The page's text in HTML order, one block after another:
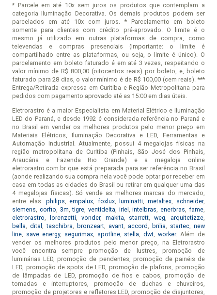
DÚVIDAS
Como Se Cadastrar
Boleto Parcelado
Dúvidas Frequentes
Compre e Retire
AJUDA E SUPORTE
Política de Entrega
Dúvidas Frequentes
Trocas e Devoluções
Formas de Pagamento
SOBRE NÓS
Black-Friday
Quem Somos
Privacidade e Segurança
Condições de Uso do Site
FORMAS DE PAGAMENTO
SEGURANÇA
* Parcele em até 10x sem juros os produtos que contemplam a
categoria Iluminação Decorativa. Os demais produtos podem ser
parcelados em até 10x com juros. * Parcelamento em boleto
somente para clientes com crédito pré-aprovado. O limite é o
mesmo já utilizado em outras plataformas de compra, como
televendas e compras presenciais (Importante: o limite é
compartilhado entre as plataformas, ou seja, o limite é único). O
parcelamento em boleto faturado é em até 3 vezes, respeitando o
valor mínimo de R$ 800,00 (oitocentos reais) por boleto, e, boleto
faturado para 28 dias, o valor mínimo é de R$ 100,00 (cem reais). ***
Entrega/Retirada expressa em Curitiba e Região Metropolitana para
pedidos com pagamento aprovado até as 15:00 em dias úteis.
Eletrorastro é a maior Especialista em Material Elétrico e Iluminação
LED do Paraná, e desde 1992 é considerada referência no Paraná e
no Brasil em vender os melhores produtos pelo menor preço em
Materiais Elétricos, Iluminação Decorativa e LED, Ferramentas e
Automação Industrial. Atualmente, possui 4 megalojas físicas na
região metropolitana de Curitiba (Pinhais, São José dos Pinhais,
Araucária e Fazenda Rio Grande) e a megaloja online
eletrorastro.com.br que está preparada para ser referência no Brasil
(aonde realizando sua compra nela você pode optar por receber em
casa em todas as cidades do Brasil ou retirar em qualquer uma das
4 megalojas físicas). Só vende as melhores marcas do mercado,
entre elas: philips ,empalux foxlux, luminatti ,metaltex schneider,
siemens corfio 3m ,tigre ,ventidelta iriel ,intelbras ,enerbras fame,
eletrorastro
lorenzetti vonder, makita starrett ,weg arquitetizze,
bella ,dital ,taschibra bronzeart avant accord brilia startec, new
line
save energy, segurimax, spotline, stella ,dwt ,worker. Além de
vender os melhores produtos pelo menor preço, na Eletrorastro
você encontra sempre promoção de lustres, promoção de
luminárias LED, promoção de pendentes, promoção de painéis de
LED, promoção de spots de LED, promoção de plafons, promoção
de lâmpadas de LED, promoção de fios e cabos, promoção de
tomadas e interruptores, promoção de duchas e chuveiros,
promoção de projetores e refletores LED, promoção de disjuntores,